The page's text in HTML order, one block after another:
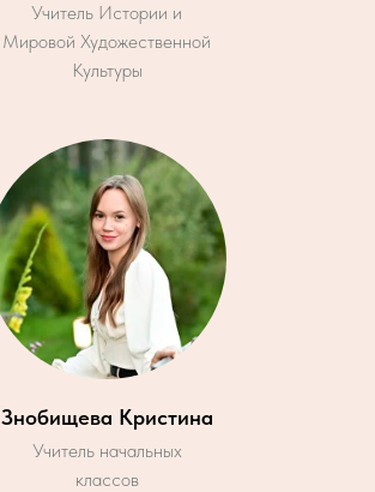
Учитель Истории и
Мировой Художественной
Культуры
Знобищева Кристина
Учитель начальных
классов